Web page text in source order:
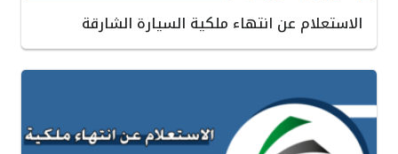
الاستعلام عن انتهاء ملكية السيارة الشارقة